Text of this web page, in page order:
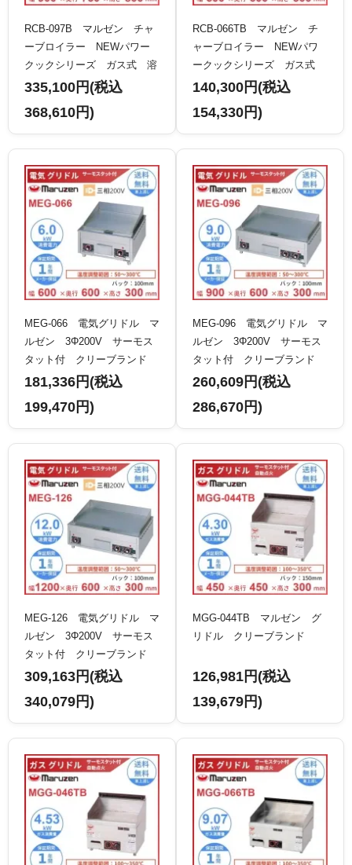
RCB-097B マルゼン チャ
ーブロイラー NEWパワー
クックシリーズ ガス式 溶
岩石仕様 3連バーナー×2
335,100円(税込
368,610円)
RCB-066TB マルゼン チ
ャーブロイラー NEWパワ
ークックシリーズ ガス式
クリーブランド
140,300円(税込
154,330円)
MEG-066 電気グリドル マ
ルゼン 3Φ200V サーモス
タット付 クリーブランド
181,336円(税込
199,470円)
MEG-096 電気グリドル マ
ルゼン 3Φ200V サーモス
タット付 クリーブランド
260,609円(税込
286,670円)
MEG-126 電気グリドル マ
ルゼン 3Φ200V サーモス
タット付 クリーブランド
309,163円(税込
340,079円)
MGG-044TB マルゼン グ
リドル クリーブランド
126,981円(税込
139,679円)